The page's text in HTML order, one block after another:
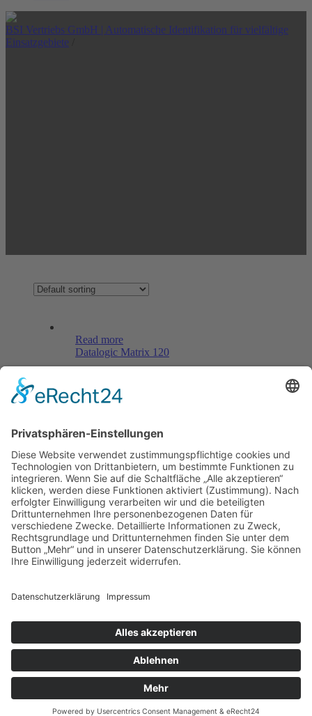
BSI Vertriebs GmbH | Automatische Identifikation für vielfältige
Einsatzgebiete
Read more
Datalogic Matrix 120
Menü
Home
Kontakt
AGB
Datenschutzerklärung
Impressum
Anschrift
BSI Vertriebs GmbH
Telefax: 004961521873727
E-Mail: info@bsivertrieb.de